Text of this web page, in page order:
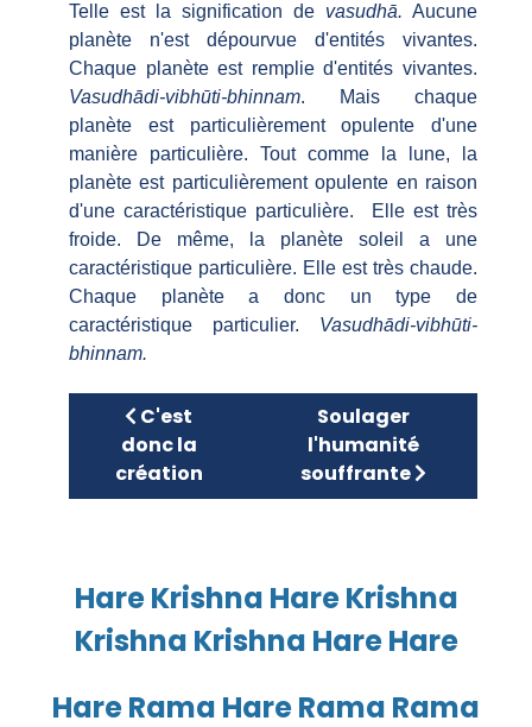
Telle est la signification de vasudhā. Aucune
planète n'est dépourvue d'entités vivantes.
Chaque planète est remplie d'entités vivantes.
Vasudhādi-vibhūti-bhinnam. Mais chaque
planète est particulièrement opulente d'une
manière particulière. Tout comme la lune, la
planète est particulièrement opulente en raison
d'une caractéristique particulière. Elle est très
froide. De même, la planète soleil a une
caractéristique particulière. Elle est très chaude.
Chaque planète a donc un type de
caractéristique particulier. Vasudhādi-vibhūti-
bhinnam.
Article précédent : C'est donc la
C'est
donc la
création
Article suivant :
Soulager
l'humanité
souffrante
Hare Krishna Hare Krishna
Krishna Krishna Hare Hare
Hare Rama Hare Rama Rama